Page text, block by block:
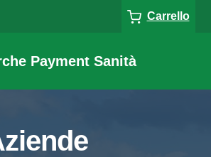
Carrello
Payment Sanità